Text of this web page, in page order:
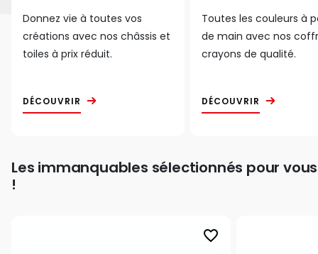
Donnez vie à toutes vos
créations avec nos châssis et
toiles à prix réduit.
DÉCOUVRIR
Toutes les couleurs à
de main avec nos
crayons de qualité.
DÉCOUVRIR
Les immanquables sélectionnés pour vous
!
favorite_border